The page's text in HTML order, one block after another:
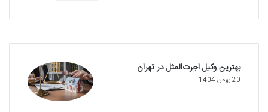
بهترین وکیل اجرت‌المثل در تهران
20 بهمن 1404